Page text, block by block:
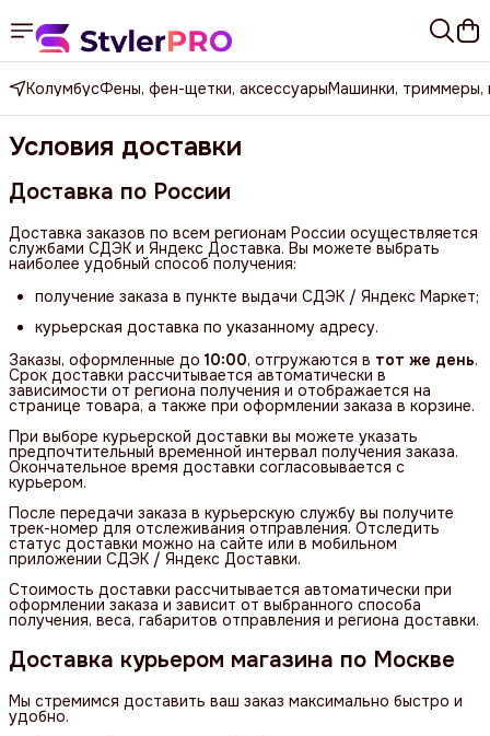
КолумбусФены, фен-щетки, аксессуарыМашинки, триммеры,
Условия доставки
Доставка по России
Доставка заказов по всем регионам России осуществляется
службами СДЭК и Яндекс Доставка. Вы можете выбрать
наиболее удобный способ получения:
получение заказа в пункте выдачи СДЭК / Яндекс Маркет;
курьерская доставка по указанному адресу.
Заказы, оформленные до 10:00, отгружаются в тот же день.
Срок доставки рассчитывается автоматически в
зависимости от региона получения и отображается на
странице товара, а также при оформлении заказа в корзине.
При выборе курьерской доставки вы можете указать
предпочтительный временной интервал получения заказа.
Окончательное время доставки согласовывается с
курьером.
После передачи заказа в курьерскую службу вы получите
трек-номер для отслеживания отправления. Отследить
статус доставки можно на сайте или в мобильном
приложении СДЭК / Яндекс Доставки.
Стоимость доставки рассчитывается автоматически при
оформлении заказа и зависит от выбранного способа
получения, веса, габаритов отправления и региона доставки.
Доставка курьером магазина по Москве
Мы стремимся доставить ваш заказ максимально быстро и
удобно.